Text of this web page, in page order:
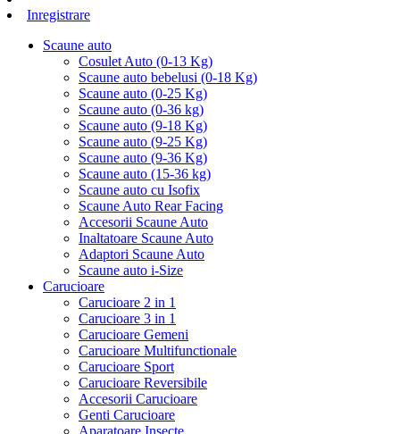
Inregistrare
Scaune auto
Cosulet Auto (0-13 Kg)
Scaune auto bebelusi (0-18 Kg)
Scaune auto (0-25 Kg)
Scaune auto (0-36 kg)
Scaune auto (9-18 Kg)
Scaune auto (9-25 Kg)
Scaune auto (9-36 Kg)
Scaune auto (15-36 kg)
Scaune auto cu Isofix
Scaune Auto Rear Facing
Accesorii Scaune Auto
Inaltatoare Scaune Auto
Adaptori Scaune Auto
Scaune auto i-Size
Carucioare
Carucioare 2 in 1
Carucioare 3 in 1
Carucioare Gemeni
Carucioare Multifunctionale
Carucioare Sport
Carucioare Reversibile
Accesorii Carucioare
Genti Carucioare